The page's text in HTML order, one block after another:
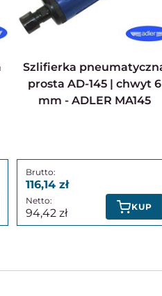
Szlifierka pneumatyczna
prosta AD-145 | chwyt 6
mm - ADLER MA145
116,14
94,42 KUP